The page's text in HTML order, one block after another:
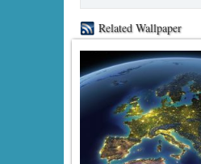
Related Wallpaper